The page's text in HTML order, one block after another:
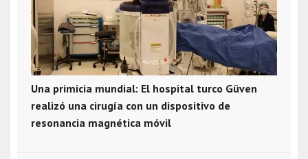
Una primicia mundial: El hospital turco Güven
realizó una cirugía con un dispositivo de
resonancia magnética móvil